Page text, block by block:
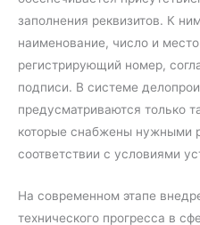
заполнения реквизитов. К
наименование, число и
регистрирующий номер,
подписи. В системе
предусматриваются только
которые снабжены нужными
соответствии с условиями
На современном этапе
технического прогресса в